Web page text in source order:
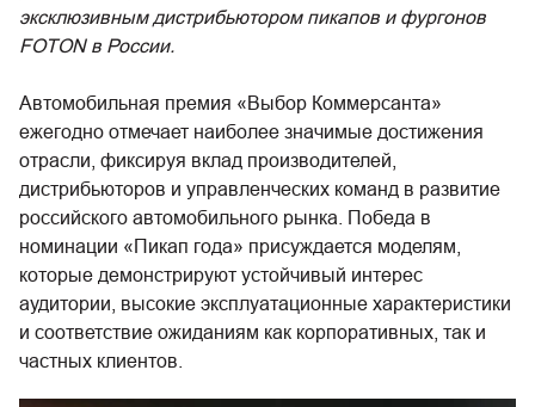
эксклюзивным дистрибьютором пикапов и фургонов
FOTON в России.
Автомобильная премия «Выбор Коммерсанта»
ежегодно отмечает наиболее значимые достижения
отрасли, фиксируя вклад производителей,
дистрибьюторов и управленческих команд в развитие
российского автомобильного рынка. Победа в
номинации «Пикап года» присуждается моделям,
которые демонстрируют устойчивый интерес
аудитории, высокие эксплуатационные характеристики
и соответствие ожиданиям как корпоративных, так и
частных клиентов.